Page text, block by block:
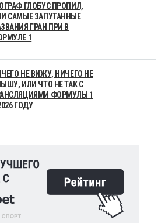
ГЛОБУС ПРОПИЛ,
САМЫЕ ЗАПУТАННЫЕ
ГРАН ПРИ В
1
НЕ ВИЖУ, НИЧЕГО НЕ
ИЛИ ЧТО НЕ ТАК С
ФОРМУЛЫ 1
ГОДУ